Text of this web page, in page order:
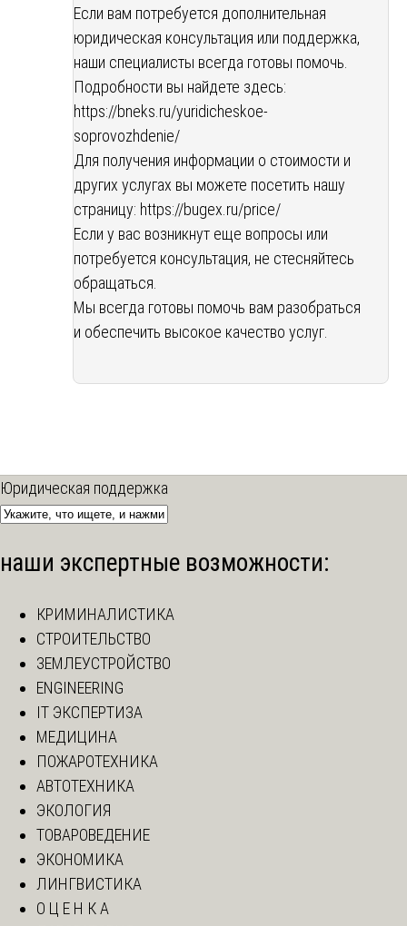
Если вам потребуется дополнительная
юридическая консультация или поддержка,
наши специалисты всегда готовы помочь.
Подробности вы найдете здесь:
https://bneks.ru/yuridicheskoe-
soprovozhdenie/
Для получения информации о стоимости и
других услугах вы можете посетить нашу
страницу: https://bugex.ru/price/
Если у вас возникнут еще вопросы или
потребуется консультация, не стесняйтесь
обращаться.
Мы всегда готовы помочь вам разобраться
и обеспечить высокое качество услуг.
Юридическая поддержка
наши экспертные возможности:
КРИМИНАЛИСТИКА
СТРОИТЕЛЬСТВО
ЗЕМЛЕУСТРОЙСТВО
ENGINEERING
IT ЭКСПЕРТИЗА
МЕДИЦИНА
ПОЖАРОТЕХНИКА
АВТОТЕХНИКА
ЭКОЛОГИЯ
ТОВАРОВЕДЕНИЕ
ЭКОНОМИКА
ЛИНГВИСТИКА
О Ц Е Н К А